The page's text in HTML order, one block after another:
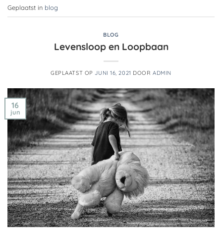
Geplaatst in blog
BLOG
Levensloop en Loopbaan
GEPLAATST OPJUNI 16, 2021 DOORADMIN
16
jun